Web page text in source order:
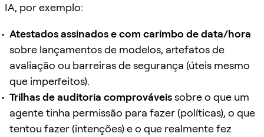
IA, por exemplo:
Atestados assinados e com carimbo de data/hora
sobre lançamentos de modelos, artefatos de
avaliação ou barreiras de segurança (úteis mesmo
que imperfeitos).
Trilhas de auditoria comprováveissobre o que um
agente tinha permissão para fazer (políticas), o que
tentou fazer (intenções) e o que realmente fez